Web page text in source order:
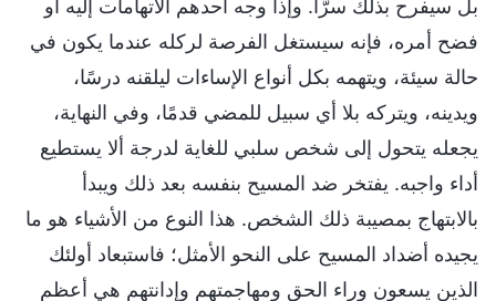
بل سيفرح بذلك سرًّا. وإذا وجه أحدهم الاتهامات إليه أو
فضح أمره، فإنه سيستغل الفرصة لركله عندما يكون في
حالة سيئة، ويتهمه بكل أنواع الإساءات ليلقنه درسًا،
ويدينه، ويتركه بلا أي سبيل للمضي قدمًا، وفي النهاية،
يجعله يتحول إلى شخص سلبي للغاية لدرجة ألا يستطيع
أداء واجبه. يفتخر ضد المسيح بنفسه بعد ذلك ويبدأ
بالابتهاج بمصيبة ذلك الشخص. هذا النوع من الأشياء هو ما
يجيده أضداد المسيح على النحو الأمثل؛ فاستبعاد أولئك
الذين يسعون وراء الحق ومهاجمتهم وإدانتهم هي أعظم